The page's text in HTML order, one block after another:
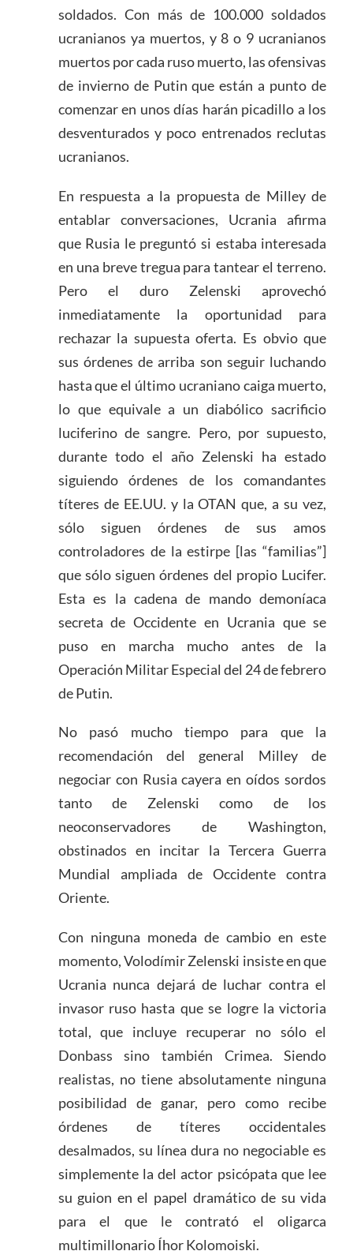
soldados. Con más de 100.000 soldados
ucranianos ya muertos, y 8 o 9 ucranianos
muertos por cada ruso muerto, las ofensivas
de invierno de Putin que están a punto de
comenzar en unos días harán picadillo a los
desventurados y poco entrenados reclutas
ucranianos.
En respuesta a la propuesta de Milley de
entablar conversaciones, Ucrania afirma
que Rusia le preguntó si estaba interesada
en una breve tregua para tantear el terreno.
Pero el duro Zelenski aprovechó
inmediatamente la oportunidad para
rechazar la supuesta oferta. Es obvio que
sus órdenes de arriba son seguir luchando
hasta que el último ucraniano caiga muerto,
lo que equivale a un diabólico sacrificio
luciferino de sangre. Pero, por supuesto,
durante todo el año Zelenski ha estado
siguiendo órdenes de los comandantes
títeres de EE.UU. y la OTAN que, a su vez,
sólo siguen órdenes de sus amos
controladores de la estirpe [las “familias”]
que sólo siguen órdenes del propio Lucifer.
Esta es la cadena de mando demoníaca
secreta de Occidente en Ucrania que se
puso en marcha mucho antes de la
Operación Militar Especial del 24 de febrero
de Putin.
No pasó mucho tiempo para que la
recomendación del general Milley de
negociar con Rusia cayera en oídos sordos
tanto de Zelenski como de los
neoconservadores de Washington,
obstinados en incitar la Tercera Guerra
Mundial ampliada de Occidente contra
Oriente.
Con ninguna moneda de cambio en este
momento, Volodímir Zelenski insiste en que
Ucrania nunca dejará de luchar contra el
invasor ruso hasta que se logre la victoria
total, que incluye recuperar no sólo el
Donbass sino también Crimea. Siendo
realistas, no tiene absolutamente ninguna
posibilidad de ganar, pero como recibe
órdenes de títeres occidentales
desalmados, su línea dura no negociable es
simplemente la del actor psicópata que lee
su guion en el papel dramático de su vida
para el que le contrató el oligarca
multimillonario Íhor Kolomoiski.